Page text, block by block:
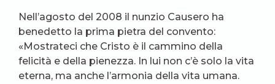
Nell’agosto del 2008 il nunzio Causero ha
benedetto la prima pietra del convento:
«Mostrateci che Cristo è il cammino della
felicità e della pienezza. In lui non c’è solo la vita
eterna, ma anche l’armonia della vita umana.